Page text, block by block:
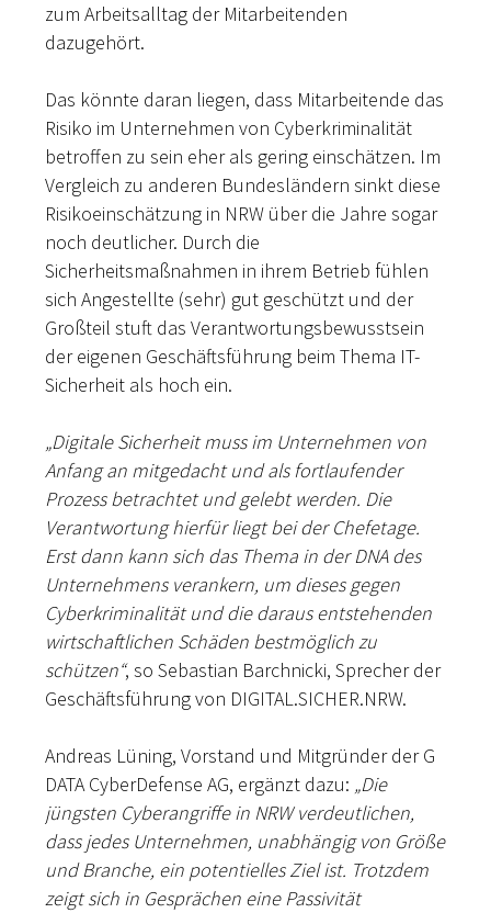
zum Arbeitsalltag der Mitarbeitenden
dazugehört.
Das könnte daran liegen, dass Mitarbeitende das
Risiko im Unternehmen von Cyberkriminalität
betroffen zu sein eher als gering einschätzen. Im
Vergleich zu anderen Bundesländern sinkt diese
Risikoeinschätzung in NRW über die Jahre sogar
noch deutlicher. Durch die
Sicherheitsmaßnahmen in ihrem Betrieb fühlen
sich Angestellte (sehr) gut geschützt und der
Großteil stuft das Verantwortungsbewusstsein
der eigenen Geschäftsführung beim Thema IT-
Sicherheit als hoch ein.
„Digitale Sicherheit muss im Unternehmen von
Anfang an mitgedacht und als fortlaufender
Prozess betrachtet und gelebt werden. Die
Verantwortung hierfür liegt bei der Chefetage.
Erst dann kann sich das Thema in der DNA des
Unternehmens verankern, um dieses gegen
Cyberkriminalität und die daraus entstehenden
wirtschaftlichen Schäden bestmöglich zu
schützen“, so Sebastian Barchnicki, Sprecher der
Geschäftsführung von DIGITAL.SICHER.NRW.
Andreas Lüning, Vorstand und Mitgründer der G
DATA CyberDefense AG, ergänzt dazu: „Die
jüngsten Cyberangriffe in NRW verdeutlichen,
dass jedes Unternehmen, unabhängig von Größe
und Branche, ein potentielles Ziel ist. Trotzdem
zeigt sich in Gesprächen eine Passivität